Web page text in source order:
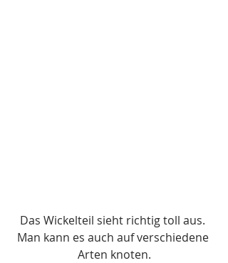
Das Wickelteil sieht richtig toll aus.
Man kann es auch auf verschiedene
Arten knoten.